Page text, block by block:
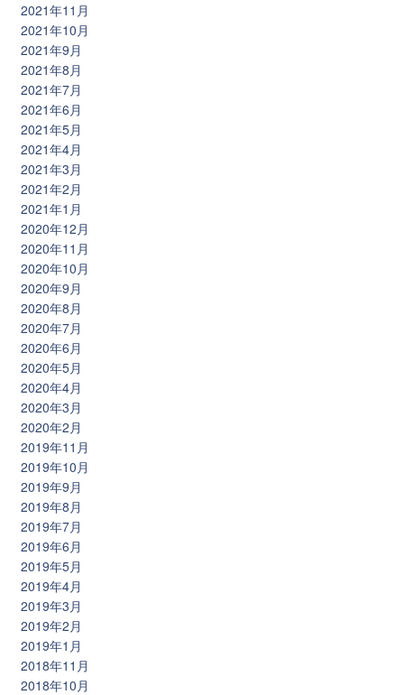
2021年11月
2021年10月
2021年9月
2021年8月
2021年7月
2021年6月
2021年5月
2021年4月
2021年3月
2021年2月
2021年1月
2020年12月
2020年11月
2020年10月
2020年9月
2020年8月
2020年7月
2020年6月
2020年5月
2020年4月
2020年3月
2020年2月
2019年11月
2019年10月
2019年9月
2019年8月
2019年7月
2019年6月
2019年5月
2019年4月
2019年3月
2019年2月
2019年1月
2018年11月
2018年10月